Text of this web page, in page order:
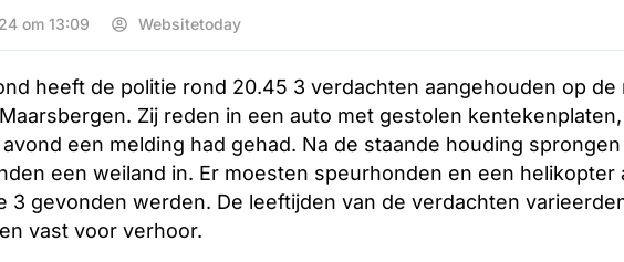
om 13:09 Websitetoday
heeft de politie rond 20.45 3 verdachten aangehouden op de
Zij reden in een auto met gestolen
een melding had gehad. Na de staande houding
een weiland in. Er moesten speurhonden en een helikopter
3 gevonden werden. De leeftijden van de verdachten
vast voor verhoor.